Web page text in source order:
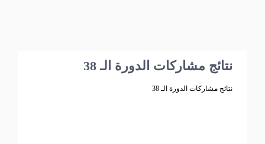
نتائج مشاركات الدورة الـ 38
نتائج مشاركات الدورة الـ 38